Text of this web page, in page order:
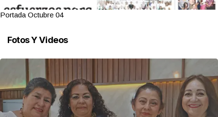
Portada Octubre 04
Fotos Y Videos